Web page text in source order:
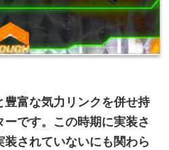
富な気力リンクを併せ持
です。この時期に実装さ
されていないにも関わら